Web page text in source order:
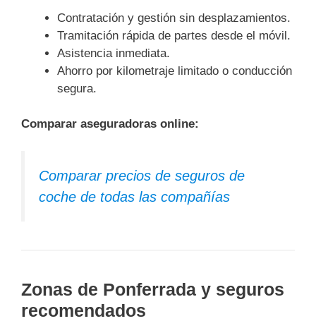
Contratación y gestión sin desplazamientos.
Tramitación rápida de partes desde el móvil.
Asistencia inmediata.
Ahorro por kilometraje limitado o conducción
segura.
Comparar aseguradoras online:
Comparar precios de seguros de
coche de todas las compañías
Zonas de Ponferrada y seguros
recomendados